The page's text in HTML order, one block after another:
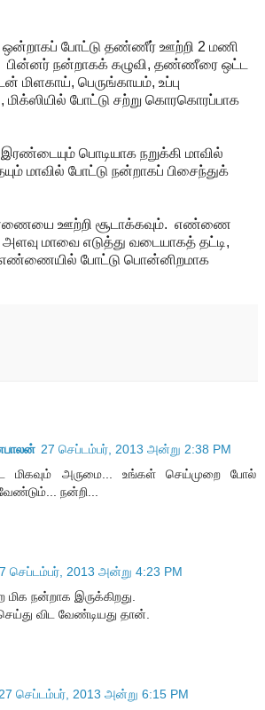
ஒன்றாகப் போட்டு தண்ணீர் ஊற்றி 2 மணி
பின்னர் நன்றாகக் கழுவி, தண்ணீரை ஒட்ட
மிளகாய், பெருங்காயம், உப்பு
போட்டு சற்று கொரகொரப்பாக
பொடியாக நறுக்கி மாவில்
மாவில் போட்டு நன்றாகப் பிசைந்துக்
ஊற்றி சூடாக்கவும். எண்ணை
அளவு மாவை எடுத்து வடையாகத் தட்டி,
எண்ணையில் போட்டு பொன்னிறமாக
27 செப்டம்பர், 2013 அன்று 2:38 PM
மிகவும் அருமை... உங்கள் செய்முறை போல்
நன்றி...
செப்டம்பர், 2013 அன்று 4:23 PM
நன்றாக இருக்கிறது.
விட வேண்டியது தான்.
27 செப்டம்பர், 2013 அன்று 6:15 PM